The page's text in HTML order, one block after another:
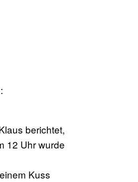
berichtet,
12 Uhr wurde
Kuss